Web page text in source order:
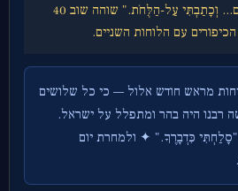
"עֲלֵה אֵלַי הָהָרָה וְהָיֵה שָׁם... וְכָתַבְתִּי עַל-הַלֻּחֹת." שוהה שוב 40
מראש חודש אלול — כי כל שלושים
רבנו היה בהר ומתפלל על ישראל.
"סָלַחְתִּי כִּדְבָרֶךָ." ✦ ולמחרת יום